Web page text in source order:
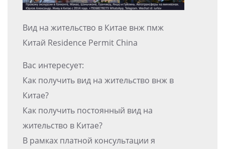
Вид на жительство в Китае внж пмж
Китай Residence Permit China
Вас интересует:
Как получить вид на жительство внж в
Китае?
Как получить постоянный вид на
жительство в Китае?
В рамках платной консультации я